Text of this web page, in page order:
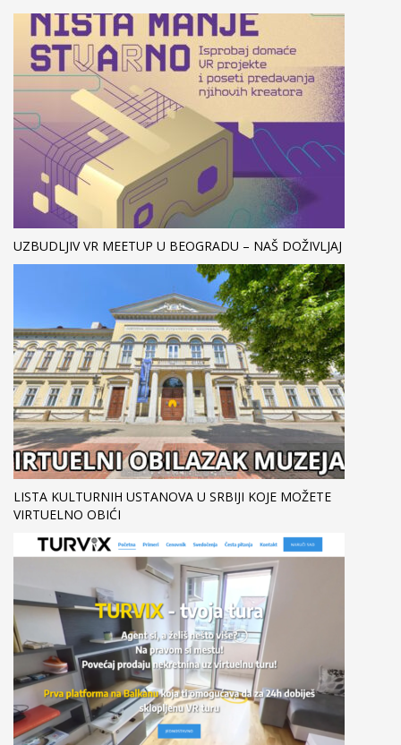
UZBUDLJIV VR MEETUP U BEOGRADU – NAŠ DOŽIVLJAJ
LISTA KULTURNIH USTANOVA U SRBIJI KOJE MOŽETE
VIRTUELNO OBIĆI